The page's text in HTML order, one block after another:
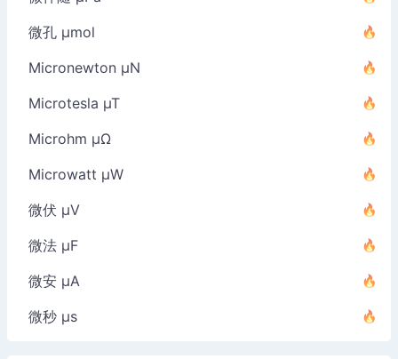
微孔 µmol
Micronewton µN
Microtesla µT
Microhm µΩ
Microwatt µW
微伏 µV
微法 µF
微安 µA
微秒 µs